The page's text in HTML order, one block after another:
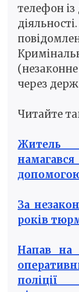
телефон
через
Читайте
Житель
За
років
Напав на